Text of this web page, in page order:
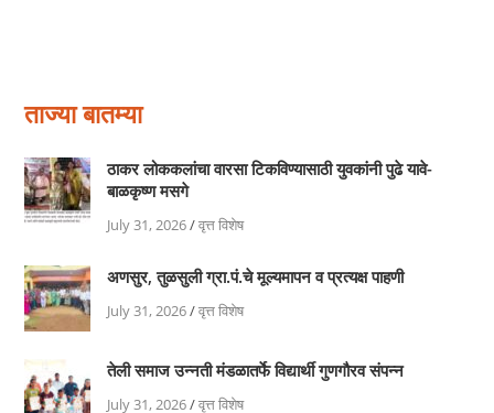
ताज्या बातम्या
ठाकर लोककलांचा वारसा टिकविण्यासाठी युवकांनी पुढे यावे-
बाळकृष्ण मसगे
July 31, 2026/वृत्त विशेष
अणसुर, तुळसुली ग्रा.पं.चे मूल्यमापन व प्रत्यक्ष पाहणी
July 31, 2026/वृत्त विशेष
तेली समाज उन्नती मंडळातर्फे विद्यार्थी गुणगौरव संपन्न
July 31, 2026/वृत्त विशेष